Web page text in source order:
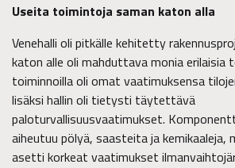
Useita toimintoja saman katon alla
Venehalli oli pitkälle kehitetty
katon alle oli mahduttava monia erilaisia
toiminnoilla oli omat vaatimuksensa
lisäksi hallin oli tietysti täytettävä
paloturvallisuusvaatimukset.
aiheutuu pölyä, saasteita ja kemikaaleja,
asetti korkeat vaatimukset